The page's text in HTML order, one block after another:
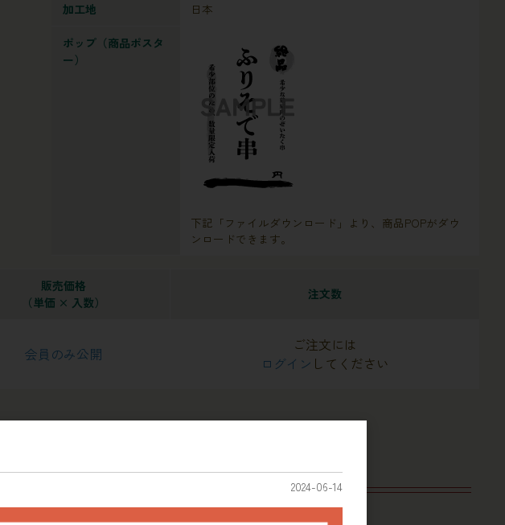
加工地 日本
ポップ（商品ポスタ
ー）
下記「ファイルダウンロード」より、商品POPがダウ
ンロードできます。
販売価格
（単価 × 入数）
注文数
会員のみ公開
ご注文には
ログイン してください
2024-06-14